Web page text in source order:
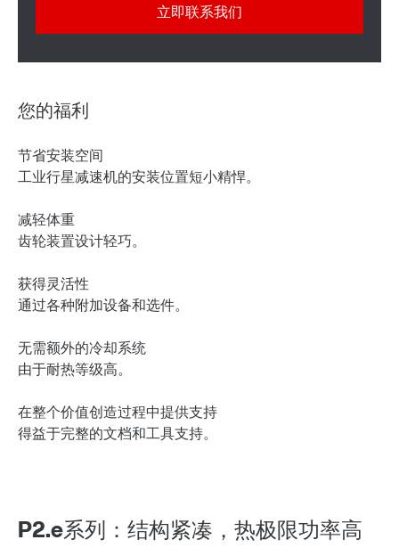
P2.e系列：结构紧凑，热极限功率高
立即联系我们
您的福利
节省安装空间
工业行星减速机的安装位置短小精悍。
减轻体重
齿轮装置设计轻巧。
获得灵活性
通过各种附加设备和选件。
无需额外的冷却系统
由于耐热等级高。
在整个价值创造过程中提供支持
得益于完整的文档和工具支持。